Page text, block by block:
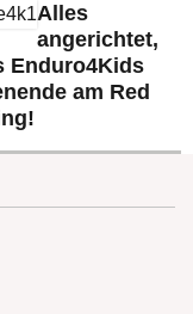
Alles
angerichtet,
Enduro4Kids
am Red